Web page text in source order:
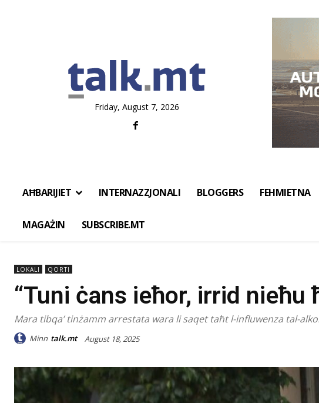
Friday, August 7, 2026
AĦBARIJIET INTERNAZZJONALI BLOGGERS FEHMIETNA
MAGAŻIN SUBSCRIBE.MT
LOKALI QORTI
“Tuni ċans ieħor, irrid nieħu
Mara tibqa’ tinżamm arrestata wara li saqet taħt l-influwenza tal-
Minn talk.mt August 18, 2025